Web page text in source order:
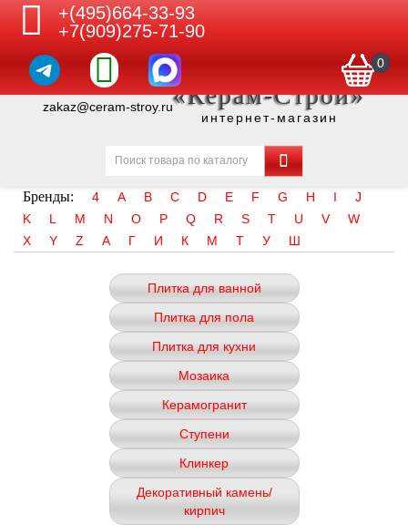
+(495)664-33-93
+7(909)275-71-90
0
zakaz@ceram-stroy.ru«Керам-Строй»
интернет-магазин
Бренды: 4 A B C D E F G H I
J
K
L M N O P Q R S T U V
W
X
Y Z А Г И К М Т У Ш
Плитка для ванной
Плитка для пола
Плитка для кухни
Мозаика
Керамогранит
Ступени
Клинкер
Декоративный камень/
кирпич